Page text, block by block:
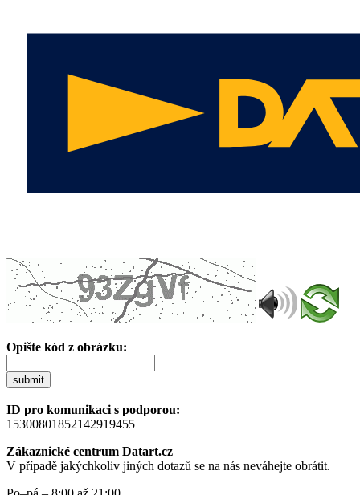
Opište kód z obrázku:
submit
ID pro komunikaci s podporou:
15300801852142919455
Zákaznické centrum Datart.cz
V případě jakýchkoliv jiných dotazů se na nás neváhejte obrátit.